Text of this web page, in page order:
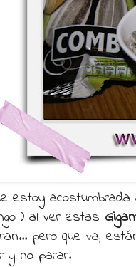
estoy
) al ver estas
pero que va,
y no parar.